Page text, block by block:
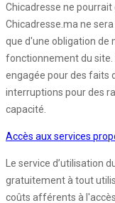
Chicadresse ne
Chicadresse.ma ne
que d'une obligation de
fonctionnement du site.
engagée pour des faits
interruptions pour des
capacité.
Accès aux services
Le service d’utilisation
gratuitement à tout
coûts afférents à